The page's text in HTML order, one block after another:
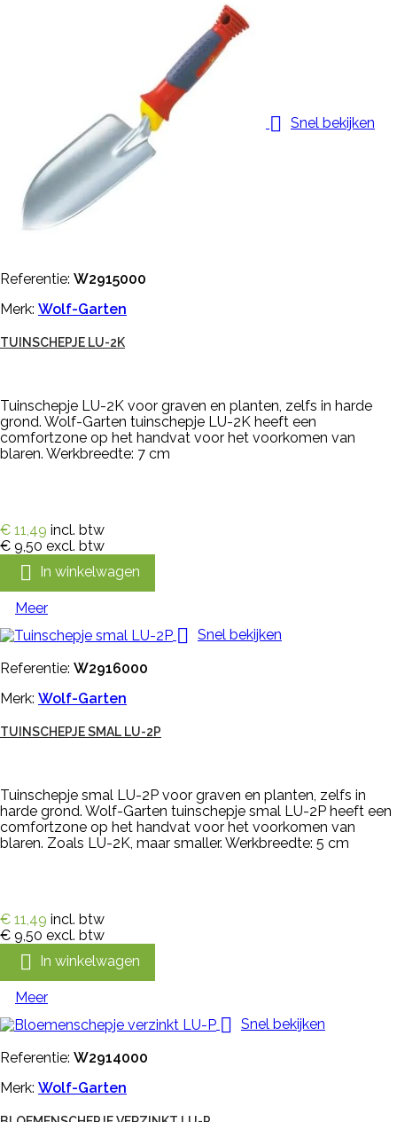
 Snel bekijken
Referentie: W2915000
Merk: Wolf-Garten
TUINSCHEPJE LU-2K
Tuinschepje LU-2K voor graven en planten, zelfs in harde
grond. Wolf-Garten tuinschepje LU-2K heeft een
comfortzone op het handvat voor het voorkomen van
blaren. Werkbreedte: 7 cm
€ 11,49 incl. btw
€ 9,50 excl. btw
 In winkelwagen
Meer
 Snel bekijken
Referentie: W2916000
Merk: Wolf-Garten
TUINSCHEPJE SMAL LU-2P
Tuinschepje smal LU-2P voor graven en planten, zelfs in
harde grond. Wolf-Garten tuinschepje smal LU-2P heeft een
comfortzone op het handvat voor het voorkomen van
blaren. Zoals LU-2K, maar smaller. Werkbreedte: 5 cm
€ 11,49 incl. btw
€ 9,50 excl. btw
 In winkelwagen
Meer
 Snel bekijken
Referentie: W2914000
Merk: Wolf-Garten